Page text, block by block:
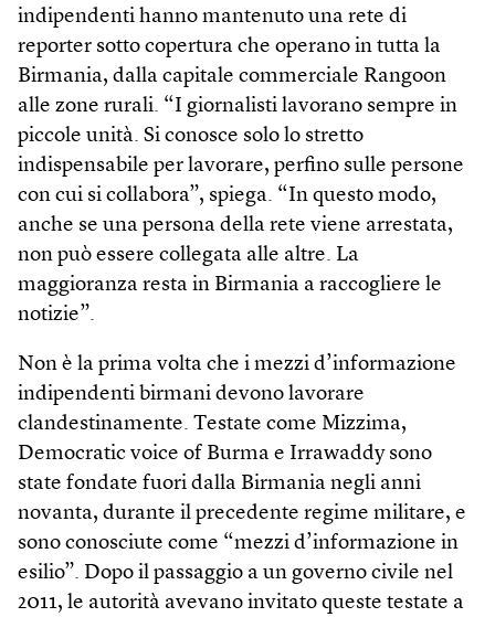
indipendenti hanno mantenuto una rete di
reporter sotto copertura che operano in tutta la
Birmania, dalla capitale commerciale Rangoon
alle zone rurali. “I giornalisti lavorano sempre in
piccole unità. Si conosce solo lo stretto
indispensabile per lavorare, perfino sulle persone
con cui si collabora”, spiega. “In questo modo,
anche se una persona della rete viene arrestata,
non può essere collegata alle altre. La
maggioranza resta in Birmania a raccogliere le
notizie”.
Non è la prima volta che i mezzi d’informazione
indipendenti birmani devono lavorare
clandestinamente. Testate come Mizzima,
Democratic voice of Burma e Irrawaddy sono
state fondate fuori dalla Birmania negli anni
novanta, durante il precedente regime militare, e
sono conosciute come “mezzi d’informazione in
esilio”. Dopo il passaggio a un governo civile nel
2011, le autorità avevano invitato queste testate a